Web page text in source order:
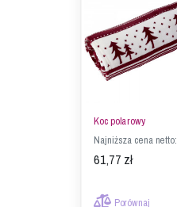
Koc polarowy
Najniższa cena netto:
61,77 zł
Porównaj